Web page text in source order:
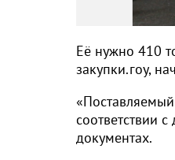
Её нужно 410
закупки.гоу,
соответствии
документах.